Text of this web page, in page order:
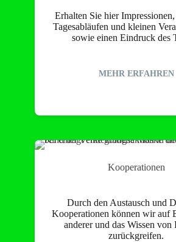
Erhalten Sie hier
Tagesabläufen und kleinen
sowie einen Eindruck des
MEHR ERFAHREN
Kooperationen
Durch den Austausch und
Kooperationen können wir auf
anderer und das Wissen von
zurückgreifen.